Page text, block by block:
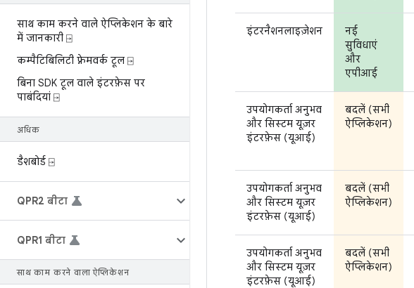
साथ काम करने वाले ऐप्लिकेशन के बारे
में जानकारी ⍈
कम्पैटिबिलिटी फ़्रेमवर्क टूल ⍈
बिना SDK टूल वाले इंटरफ़ेस पर
पाबंदियां ⍈
अधिक
डैशबोर्ड ⍈
QPR2 बीटा
QPR1 बीटा
साथ काम करने वाला ऐप्लिकेशन
इंटरनैशनलाइज़ेशन
नई
सुविधाएं
और
एपीआई
उपयोगकर्ता अनुभव
और सिस्टम यूज़र
इंटरफ़ेस (यूआई)
बदलें (सभी
ऐप्लिकेशन)
उपयोगकर्ता अनुभव
और सिस्टम यूज़र
इंटरफ़ेस (यूआई)
बदलें (सभी
ऐप्लिकेशन)
उपयोगकर्ता अनुभव
और सिस्टम यूज़र
इंटरफ़ेस (यूआई)
बदलें (सभी
ऐप्लिकेशन)